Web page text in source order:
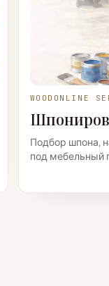
WOODONLINE
Подбор шпона,
под мебельный